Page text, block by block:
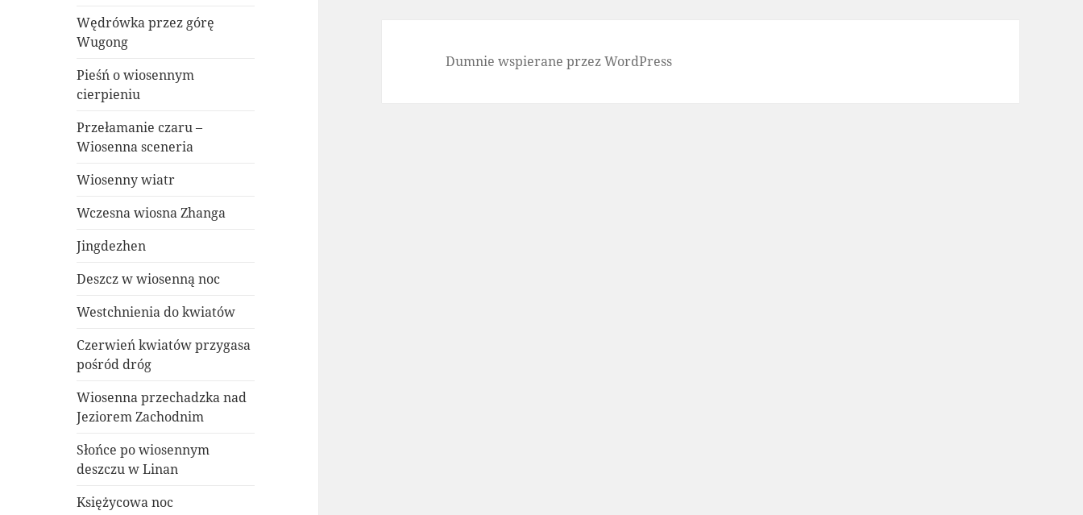
Wędrówka przez górę
Wugong
Pieśń o wiosennym
cierpieniu
Przełamanie czaru –
Wiosenna sceneria
Wiosenny wiatr
Wczesna wiosna Zhanga
Jingdezhen
Deszcz w wiosenną noc
Westchnienia do kwiatów
Czerwień kwiatów przygasa
pośród dróg
Wiosenna przechadzka nad
Jeziorem Zachodnim
Słońce po wiosennym
deszczu w Linan
Księżycowa noc
Dumnie wspierane przez WordPress